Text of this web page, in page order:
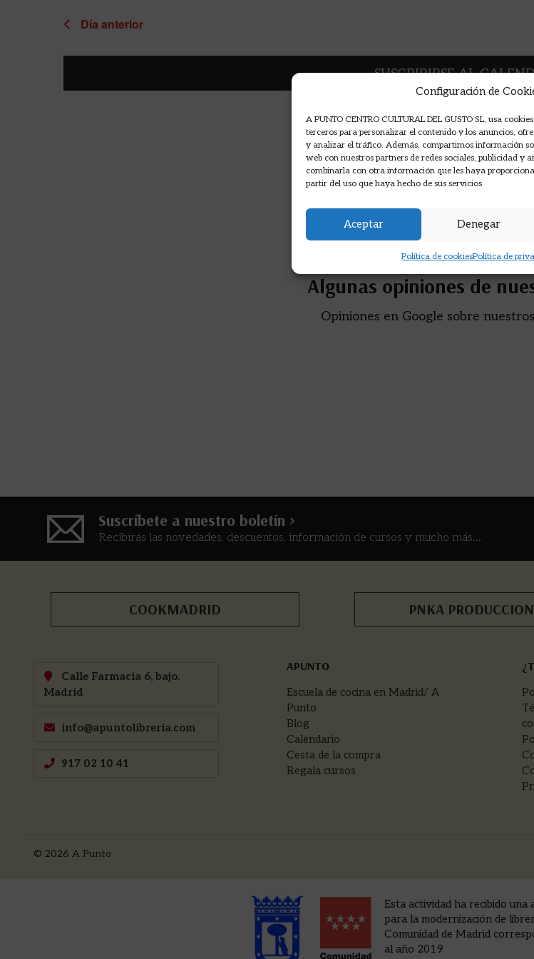
Configuración de
A PUNTO CENTRO CULTURAL DEL GUSTO SL, usa
terceros para personalizar el contenido y los anuncios,
y analizar el tráfico. Además, compartimos información
web con nuestros partners de redes sociales, publicidad y
combinarla con otra información que les haya
partir del uso que haya hecho de sus servicios.
Aceptar Denegar
Política de cookiesPolítica de
Día anterior
SUSCRIBIRSE AL
Algunas opiniones de
Opiniones en Google sobre
Suscríbete a nuestro boletín >
Recibirás las novedades, descuentos, información de cursos y mucho más...
COOKMADRID PNKA
Calle Farmacia 6, bajo.
Madrid
info@apuntolibreria.com
917 02 10 41
APUNTO
Escuela de cocina en Madrid/ A
Punto
Blog
Calendario
Cesta de la compra
Regala cursos
© 2026 A Punto
Esta actividad ha recibido una
para la modernización de
Comunidad de Madrid
al año 2019